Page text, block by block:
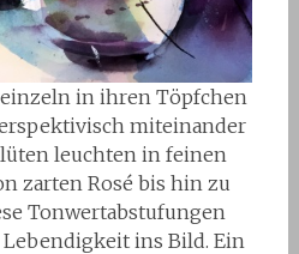
in ihren Töpfchen
miteinander
leuchten in feinen
zarten Rosé bis hin zu
Tonwertabstufungen
ins Bild. Ein